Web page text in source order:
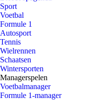
Sport
Voetbal
Formule 1
Autosport
Tennis
Wielrennen
Schaatsen
Wintersporten
Managerspelen
Voetbalmanager
Formule 1-manager